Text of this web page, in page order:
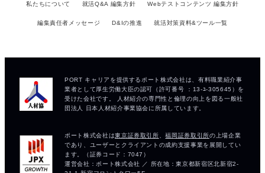
私たちについて 就活Q&A 編集方針 Webテストコンテンツ 編集方針
編集責任者メッセージ D&Iの推進 就活対策資料&ツール一覧